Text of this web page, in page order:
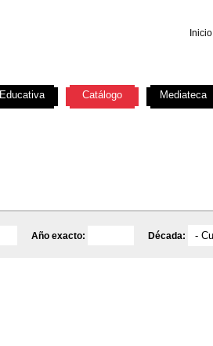
Inicio
Año exacto: Década:
Educativa Catálogo Mediateca